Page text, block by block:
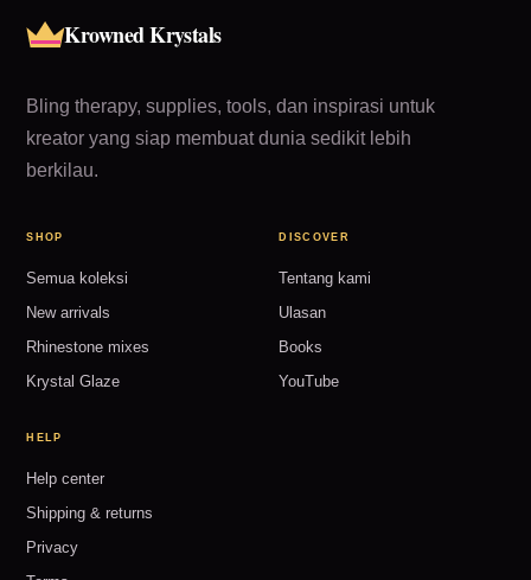
Krowned Krystals
Bling therapy, supplies, tools, dan inspirasi untuk
kreator yang siap membuat dunia sedikit lebih
berkilau.
SHOP
Semua koleksi
New arrivals
Rhinestone mixes
Krystal Glaze
DISCOVER
Tentang kami
Ulasan
Books
YouTube
HELP
Help center
Shipping & returns
Privacy